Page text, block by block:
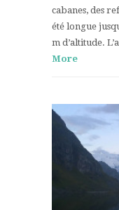
cabanes, des
été longue
m d’altitude.
More